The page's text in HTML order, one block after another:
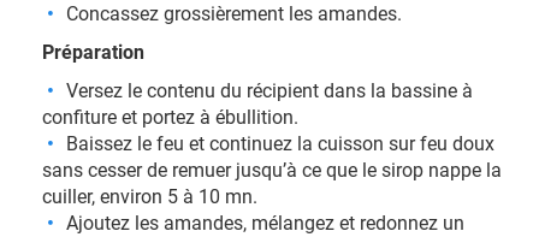
Concassez grossièrement les amandes.
Préparation
Versez le contenu du récipient dans la bassine à
confiture et portez à ébullition.
Baissez le feu et continuez la cuisson sur feu doux
sans cesser de remuer jusqu’à ce que le sirop nappe la
cuiller, environ 5 à 10 mn.
Ajoutez les amandes, mélangez et redonnez un